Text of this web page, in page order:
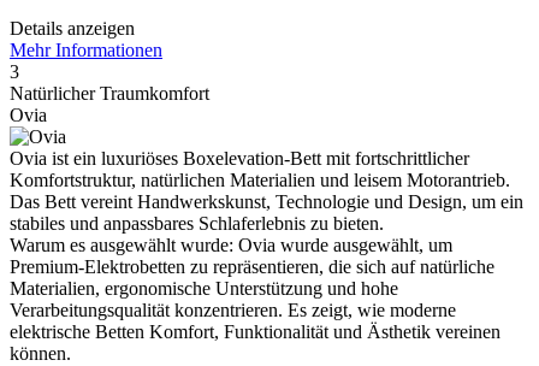
Details anzeigen
Mehr Informationen
3
Natürlicher Traumkomfort
Ovia
Ovia ist ein luxuriöses Boxelevation-Bett mit fortschrittlicher
Komfortstruktur, natürlichen Materialien und leisem Motorantrieb.
Das Bett vereint Handwerkskunst, Technologie und Design, um ein
stabiles und anpassbares Schlaferlebnis zu bieten.
Warum es ausgewählt wurde: Ovia wurde ausgewählt, um
Premium-Elektrobetten zu repräsentieren, die sich auf natürliche
Materialien, ergonomische Unterstützung und hohe
Verarbeitungsqualität konzentrieren. Es zeigt, wie moderne
elektrische Betten Komfort, Funktionalität und Ästhetik vereinen
können.